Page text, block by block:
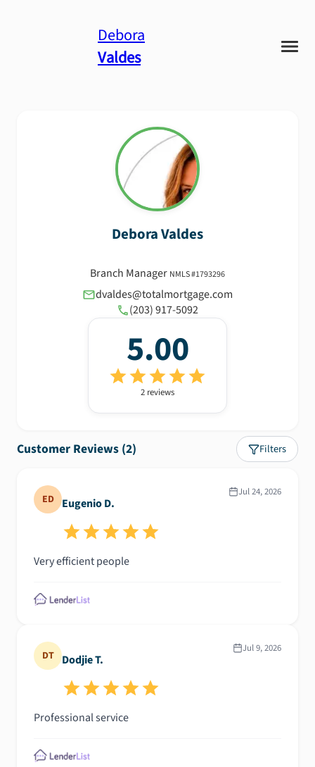
Debora
Valdes
DeboraValdes
Branch Manager NMLS #1793296
dvaldes@totalmortgage.com
(203) 917-5092
5.00
2 reviews
Customer Reviews (2) Filters
ED Eugenio D.
Jul 24, 2026
Very efficient people
DT Dodjie T.
Jul 9, 2026
Professional service